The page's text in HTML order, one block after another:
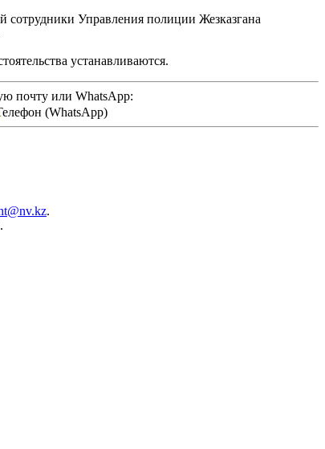
сотрудники Управления полиции Жезказгана
устанавливаются.
почту или WhatsApp:
(WhatsApp)
.